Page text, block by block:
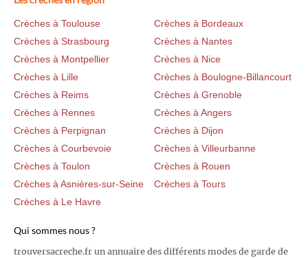
Crèches à Toulouse
Crèches à Bordeaux
Crèches à Strasbourg
Crèches à Nantes
Crèches à Montpellier
Crèches à Nice
Crèches à Lille
Crèches à Boulogne-Billancourt
Crèches à Reims
Crèches à Grenoble
Crèches à Rennes
Crèches à Angers
Crèches à Perpignan
Crèches à Dijon
Crèches à Courbevoie
Crèches à Villeurbanne
Crèches à Toulon
Crèches à Rouen
Crèches à Asnières-sur-Seine
Crèches à Tours
Crèches à Le Havre
Qui sommes nous ?
trouversacreche.fr un annuaire des différents modes de garde de